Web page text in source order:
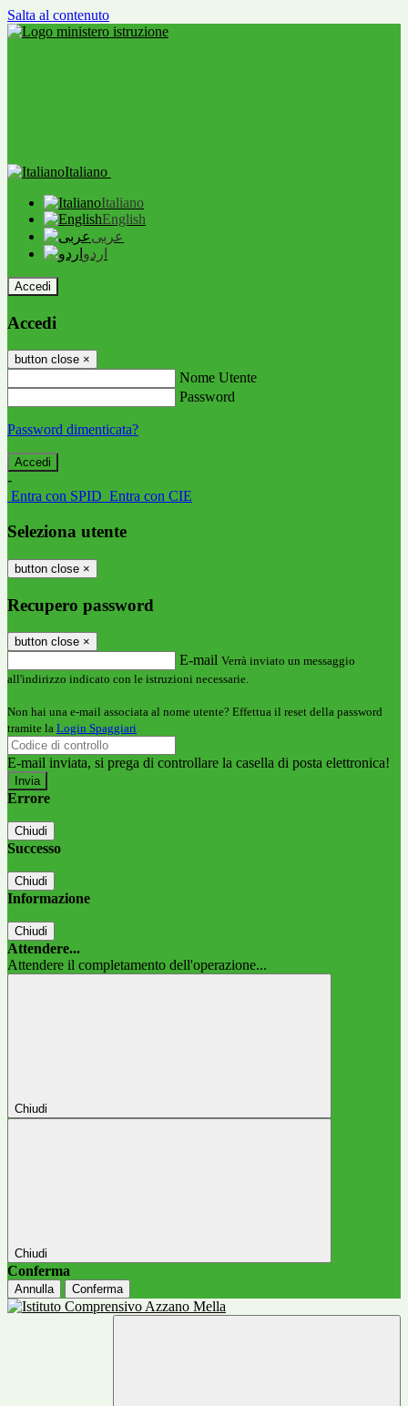
Salta al contenuto
Italiano
Italiano
English
عربى
اردو
Accedi
Accedi
button close ×
Nome Utente
Password
Password dimenticata?
-
Entra con SPID Entra con CIE
Seleziona utente
button close ×
Recupero password
button close ×
E-mail Verrà inviato un messaggio
all'indirizzo indicato con le istruzioni necessarie.
Non hai una e-mail associata al nome utente? Effettua il reset della password
tramite la Login Spaggiari
E-mail inviata, si prega di controllare la casella di posta elettronica!
Errore
Chiudi
Successo
Chiudi
Informazione
Chiudi
Attendere...
Attendere il completamento dell'operazione...
Chiudi
Chiudi
Conferma
Annulla Conferma